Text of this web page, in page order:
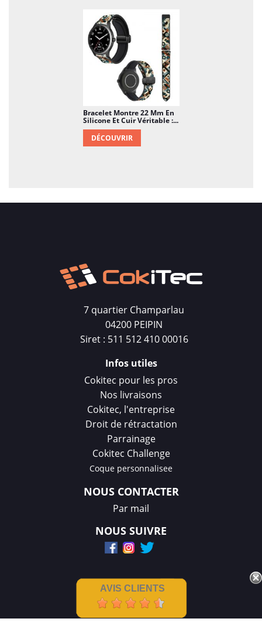
Bracelet Montre 22 Mm En
Silicone Et Cuir Véritable :...
DÉCOUVRIR
7 quartier Champarlau
04200 PEIPIN
Siret : 511 512 410 00016
Infos utiles
Cokitec pour les pros
Nos livraisons
Cokitec, l'entreprise
Droit de rétractation
Parrainage
Cokitec Challenge
Coque personnalisee
NOUS CONTACTER
Par mail
NOUS SUIVRE
AVIS CLIENTS